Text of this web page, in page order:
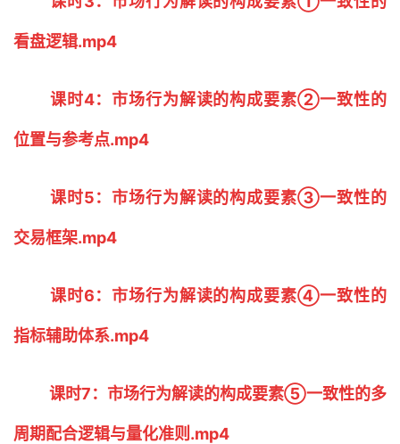
看盘逻辑.mp4
课时4：市场行为解读的构成要素②一致性的
位置与参考点.mp4
课时5：市场行为解读的构成要素③一致性的
交易框架.mp4
课时6：市场行为解读的构成要素④一致性的
指标辅助体系.mp4
课时7：市场行为解读的构成要素⑤一致性的多
周期配合逻辑与量化准则.mp4